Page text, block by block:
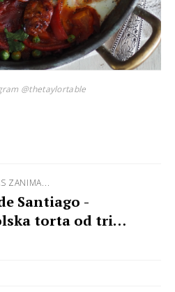
@thetaylortable
ZANIMA...
Santiago -
torta od tri